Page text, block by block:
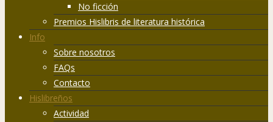
No ficción
Premios Hislibris de literatura histórica
Info
Sobre nosotros
FAQs
Contacto
Hislibreños
Actividad